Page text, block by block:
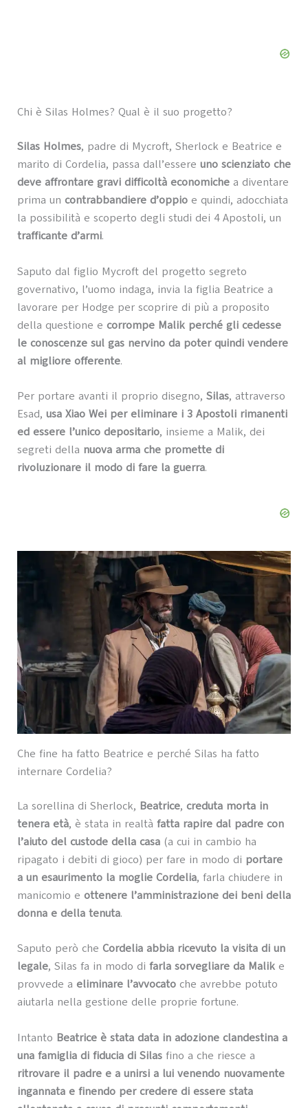
Chi è Silas Holmes? Qual è il suo progetto?
Silas Holmes, padre di Mycroft, Sherlock e Beatrice e
marito di Cordelia, passa dall’essere uno scienziato che
deve affrontare gravi difficoltà economichea diventare
prima un contrabbandiere d’oppioe quindi, adocchiata
la possibilità e scoperto degli studi dei 4 Apostoli, un
trafficante d’armi.
Saputo dal figlio Mycroft del progetto segreto
governativo, l’uomo indaga, invia la figlia Beatrice a
lavorare per Hodge per scoprire di più a proposito
della questione e corrompe Malik perché gli cedesse
le conoscenze sul gas nervino da poter quindi vendere
al migliore offerente.
Per portare avanti il proprio disegno, Silas, attraverso
Esad, usa Xiao Wei per eliminare i 3 Apostoli rimanenti
ed essere l’unico depositario, insieme a Malik, dei
segreti della nuova arma che promette di
rivoluzionare il modo di fare la guerra.
Che fine ha fatto Beatrice e perché Silas ha fatto
internare Cordelia?
La sorellina di Sherlock, Beatrice, creduta morta in
tenera età, è stata in realtà fatta rapire dal padre con
l’aiuto del custode della casa(a cui in cambio ha
ripagato i debiti di gioco) per fare in modo di portare
a un esaurimento la moglie Cordelia, farla chiudere in
manicomio e ottenere l’amministrazione dei beni della
donna e della tenuta.
Saputo però che Cordelia abbia ricevuto la visita di un
legale, Silas fa in modo di farla sorvegliare da Malike
provvede a eliminare l’avvocatoche avrebbe potuto
aiutarla nella gestione delle proprie fortune.
Intanto Beatrice è stata data in adozione clandestina a
una famiglia di fiducia di Silasfino a che riesce a
ritrovare il padre e a unirsi a lui venendo nuovamente
ingannata e finendo per credere di essere stata